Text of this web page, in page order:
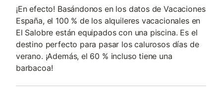
¡En efecto! Basándonos en los datos de Vacaciones
España, el 100 % de los alquileres vacacionales en
El Salobre están equipados con una piscina. Es el
destino perfecto para pasar los calurosos días de
verano. ¡Además, el 60 % incluso tiene una
barbacoa!